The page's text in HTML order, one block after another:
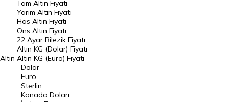
DÖVİZ
Döviz Kuru
Dolar Kuru
Euro Kuru
Pound Kuru
Frank Kuru
Altın
Tam Altın Fiyatı
Yarım Altın Fiyatı
Has Altın Fiyatı
Ons Altın Fiyatı
22 Ayar Bilezik Fiyatı
Altın KG (Dolar) Fiyatı
Altın KG (Euro) Fiyatı
Dolar
Euro
Sterlin
Kanada Doları